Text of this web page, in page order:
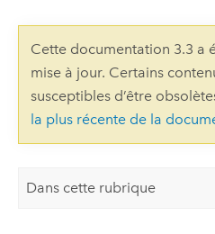
Cette documentation 3.3 a
mise à jour. Certains
susceptibles d’être
la plus récente de la
Dans cette rubrique